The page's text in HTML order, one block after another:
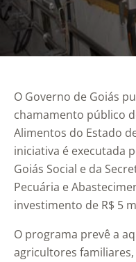
O Governo de Goiás
chamamento público
Alimentos do Estado
iniciativa é executada
Goiás Social e da
Pecuária e
investimento de R$ 5
O programa prevê a
agricultores